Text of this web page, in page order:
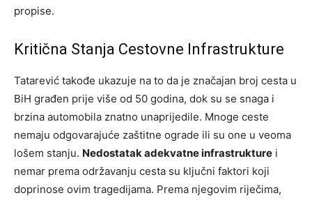
propise.
Kritična Stanja Cestovne Infrastrukture
Tatarević takođe ukazuje na to da je značajan broj cesta u
BiH građen prije više od 50 godina, dok su se snaga i
brzina automobila znatno unaprijedile. Mnoge ceste
nemaju odgovarajuće zaštitne ograde ili su one u veoma
lošem stanju. Nedostatak adekvatne infrastrukture i
nemar prema održavanju cesta su ključni faktori koji
doprinose ovim tragedijama. Prema njegovim riječima,